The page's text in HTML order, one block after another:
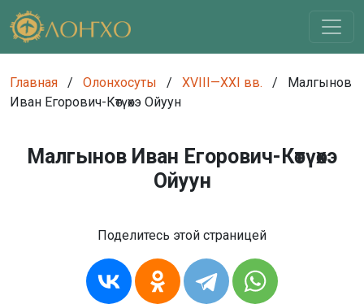
Главная / Олонхосуты / XVIII—XXI вв. /
Малгынов
Иван Егорович-Көтүөхэ Ойуун
Малгынов Иван Егорович-Көтүөхэ
Ойуун
Поделитесь этой страницей